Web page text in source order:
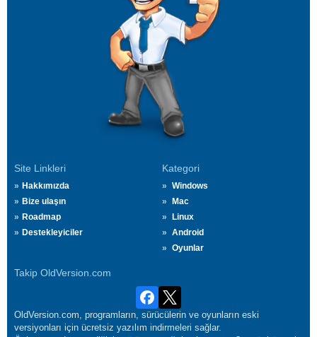
Site Linkleri
Hakkımızda
Bize ulaşın
Roadmap
Destekleyiciler
Kategori
Windows
Mac
Linux
Android
Oyunlar
Takip OldVersion.com
OldVersion.com, programların, sürücülerin ve oyunların eski
versiyonları için ücretsiz yazılım indirmeleri sağlar.